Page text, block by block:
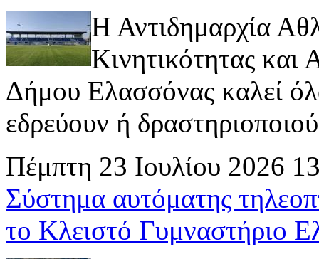
Η Αντιδημαρχία
Κινητικότητας
Δήμου Ελασσόνας καλεί
εδρεύουν ή
Πέμπτη 23 Ιουλίου 2026
Σύστημα αυτόματης
το Κλειστό Γυμναστήριο